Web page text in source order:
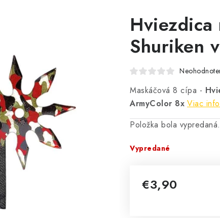
Hviezdica
Shuriken
Maskáčová 8 cípa -
ArmyColor 8x Viac
Položka bola
Vypredané
€3,90